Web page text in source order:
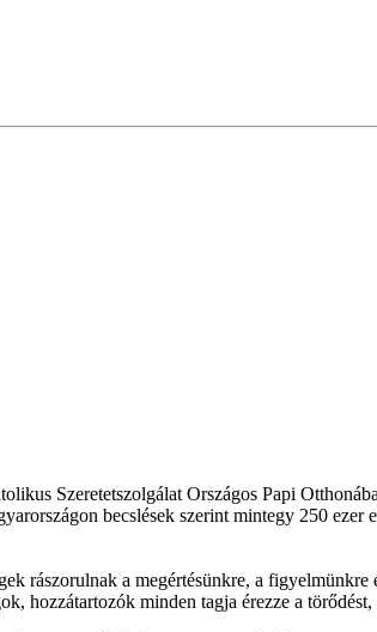
Szeretetszolgálat Országos Papi
becslések szerint mintegy 250
rászorulnak a megértésünkre, a
hozzátartozók minden tagja érezze a